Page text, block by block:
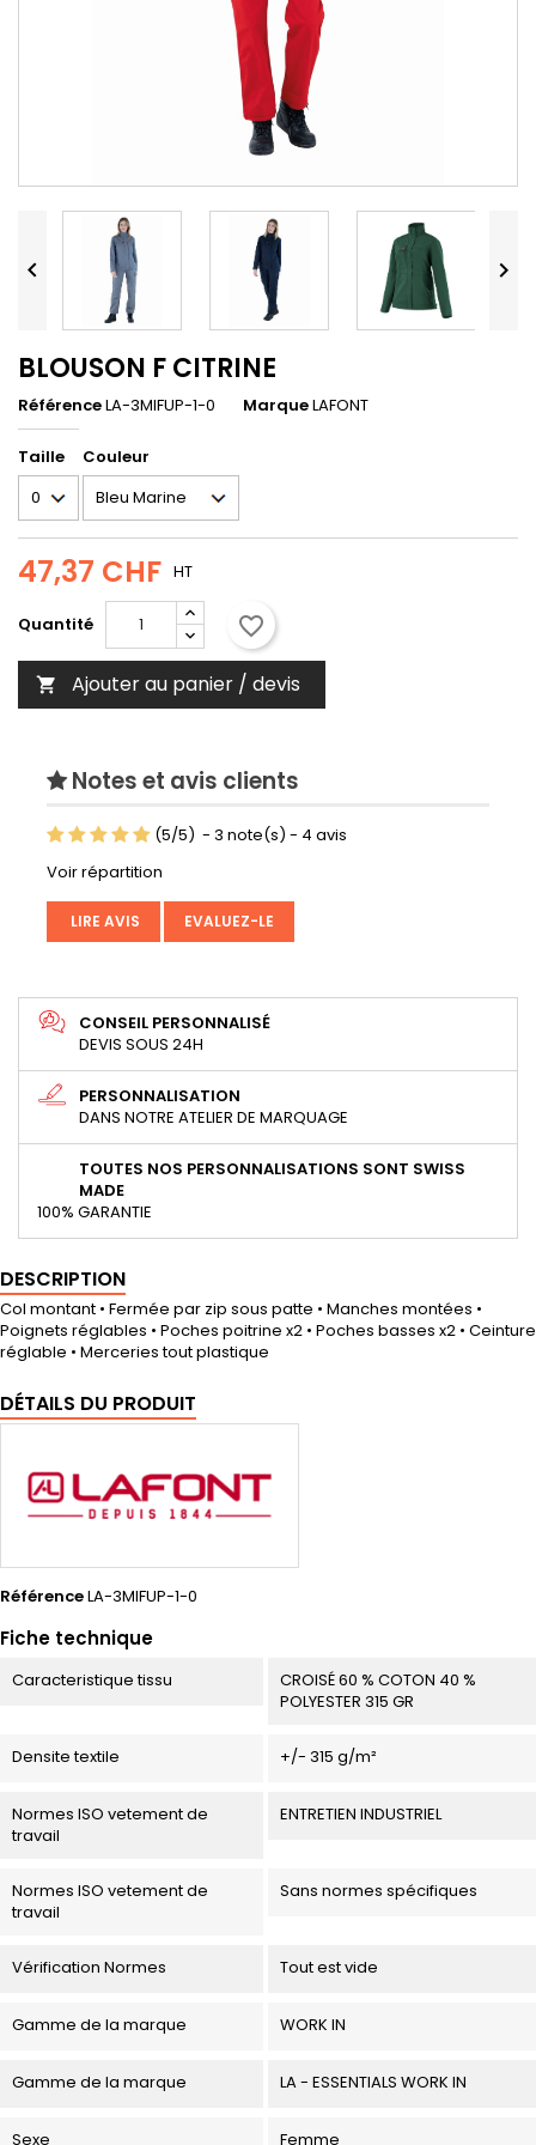
 
BLOUSON F CITRINE
RéférenceLA-3MIFUP-1-0 MarqueLAFONT
Taille Couleur
47,37 CHF HT
Quantité favorite_border
 Ajouter au panier / devis
Notes et avis clients
(5/5) - 3 note(s) - 4 avis
Voir répartition
LIRE AVIS EVALUEZ-LE
CONSEIL PERSONNALISÉ
DEVIS SOUS 24H
PERSONNALISATION
DANS NOTRE ATELIER DE MARQUAGE
TOUTES NOS PERSONNALISATIONS SONT SWISS
MADE
100% GARANTIE
DESCRIPTION
Col montant • Fermée par zip sous patte • Manches montées •
Poignets réglables • Poches poitrine x2 • Poches basses x2 • Ceinture
réglable • Merceries tout plastique
DÉTAILS DU PRODUIT
RéférenceLA-3MIFUP-1-0
Fiche technique
Caracteristique tissu
CROISÉ 60 % COTON 40 %
POLYESTER 315 GR
Densite textile +/- 315 g/m²
Normes ISO vetement de
travail
ENTRETIEN INDUSTRIEL
Normes ISO vetement de
travail
Sans normes spécifiques
Vérification Normes Tout est vide
Gamme de la marque WORK IN
Gamme de la marque LA - ESSENTIALS WORK IN
Sexe Femme